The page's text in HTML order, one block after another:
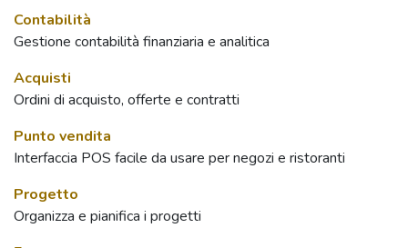
Contabilità
Gestione contabilità finanziaria e analitica
Acquisti
Ordini di acquisto, offerte e contratti
Punto vendita
Interfaccia POS facile da usare per negozi e ristoranti
Progetto
Organizza e pianifica i progetti